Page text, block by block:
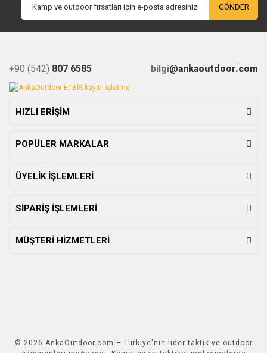
GÖNDER
+90 (542) 807 6585 bilgi@ankaoutdoor.com
HIZLI ERİŞİM
POPÜLER MARKALAR
ÜYELİK İŞLEMLERİ
SİPARİŞ İŞLEMLERİ
MÜŞTERİ HİZMETLERİ
© 2026 AnkaOutdoor.com – Türkiye'nin lider taktik ve outdoor